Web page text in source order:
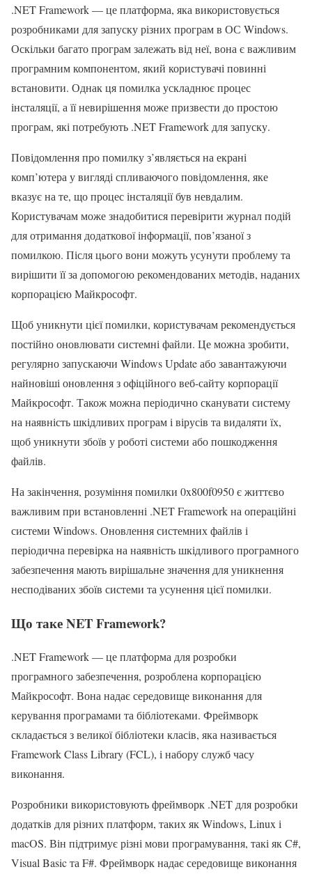
.NET Framework — це платформа, яка використовується
розробниками для запуску різних програм в ОС Windows.
Оскільки багато програм залежать від неї, вона є важливим
програмним компонентом, який користувачі повинні
встановити. Однак ця помилка ускладнює процес
інсталяції, а її невирішення може призвести до простою
програм, які потребують .NET Framework для запуску.
Повідомлення про помилку з’являється на екрані
комп’ютера у вигляді спливаючого повідомлення, яке
вказує на те, що процес інсталяції був невдалим.
Користувачам може знадобитися перевірити журнал подій
для отримання додаткової інформації, пов’язаної з
помилкою. Після цього вони можуть усунути проблему та
вирішити її за допомогою рекомендованих методів, наданих
корпорацією Майкрософт.
Щоб уникнути цієї помилки, користувачам рекомендується
постійно оновлювати системні файли. Це можна зробити,
регулярно запускаючи Windows Update або завантажуючи
найновіші оновлення з офіційного веб-сайту корпорації
Майкрософт. Також можна періодично сканувати систему
на наявність шкідливих програм і вірусів та видаляти їх,
щоб уникнути збоїв у роботі системи або пошкодження
файлів.
На закінчення, розуміння помилки 0x800f0950 є життєво
важливим при встановленні .NET Framework на операційні
системи Windows. Оновлення системних файлів і
періодична перевірка на наявність шкідливого програмного
забезпечення мають вирішальне значення для уникнення
несподіваних збоїв системи та усунення цієї помилки.
Що таке NET Framework?
.NET Framework — це платформа для розробки
програмного забезпечення, розроблена корпорацією
Майкрософт. Вона надає середовище виконання для
керування програмами та бібліотеками. Фреймворк
складається з великої бібліотеки класів, яка називається
Framework Class Library (FCL), і набору служб часу
виконання.
Розробники використовують фреймворк .NET для розробки
додатків для різних платформ, таких як Windows, Linux і
macOS. Він підтримує різні мови програмування, такі як C#,
Visual Basic та F#. Фреймворк надає середовище виконання